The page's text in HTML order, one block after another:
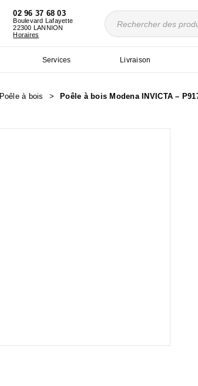
02 96 37 68 03
Boulevard Lafayette
22300 LANNION
Horaires
Recherche
de
produits
Services Livraison
Poêle à bois > Poêle à bois Modena INVICTA –